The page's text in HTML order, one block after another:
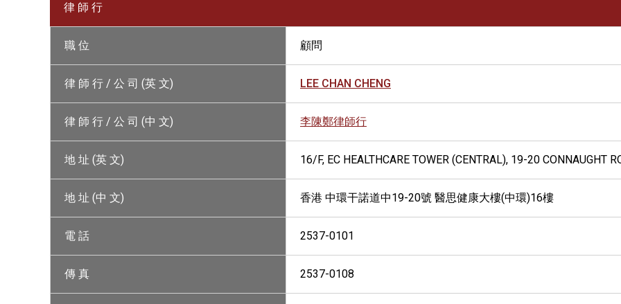
律 師 行
職 位 顧問
律 師 行 / 公 司 (英 文) LEE CHAN CHENG
律 師 行 / 公 司 (中 文) 李陳鄭律師行
地 址 (英 文) 16/F, EC HEALTHCARE TOWER (CENTRAL), 19-20 CONNAUGHT
地 址 (中 文) 香港 中環干諾道中19-20號 醫思健康大樓(中環)16樓
電 話 2537-0101
傳 真 2537-0108